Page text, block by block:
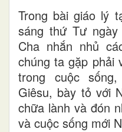
Trong bài giáo lý
sáng thứ Tư
Cha nhắn nhủ
chúng ta gặp phải
trong cuộc
Giêsu, bày tỏ với
chữa lành và đón
và cuộc sống mới